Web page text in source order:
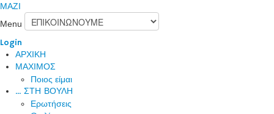
ΜΑΖΙ
Menu
Login
ΑΡΧΙΚΗ
ΜΑΧΙΜΟΣ
Ποιος είμαι
... ΣΤΗ ΒΟΥΛΗ
Ερωτήσεις